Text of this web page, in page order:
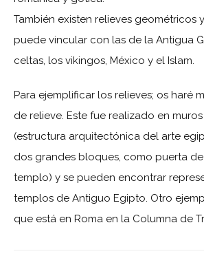
También existen relieves geométricos
puede vincular con las de la Antigua
celtas, los vikingos, México y el Islam.
Para ejemplificar los relieves; os haré
de relieve. Este fue realizado en
(estructura arquitectónica del arte
dos grandes bloques, como puerta
templo) y se pueden encontrar
templos de Antiguo Egipto. Otro
que está en Roma en la Columna de